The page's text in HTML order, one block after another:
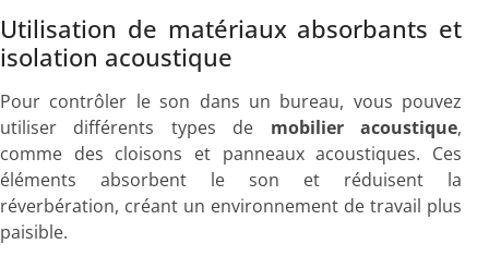
Utilisation de matériaux absorbants et
isolation acoustique
Pour contrôler le son dans un bureau, vous pouvez
utiliser différents types de mobilier acoustique,
comme des cloisons et panneaux acoustiques. Ces
éléments absorbent le son et réduisent la
réverbération, créant un environnement de travail plus
paisible.